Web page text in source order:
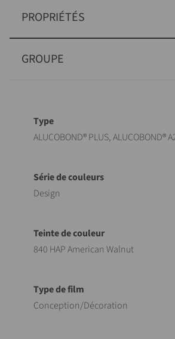
PROPRIÉTÉS
GROUPE
Désignation
ALUCOBOND® PLUS, ALUCOBOND®
Design
840 HAP American Walnut
Conception/Décoration